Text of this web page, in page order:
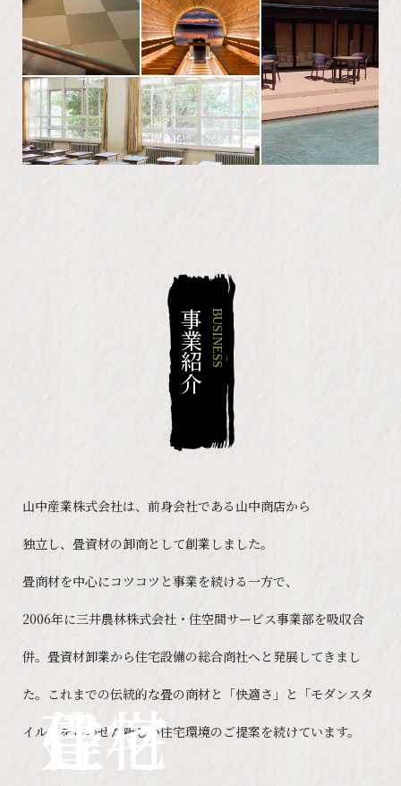
BUSINESS
事業紹介
山中産業株式会社は、前身会社である山中商店から
独立し、畳資材の卸商として創業しました。
畳商材を中心にコツコツと事業を続ける一方で、
2006年に三井農林株式会社・住空間サービス事業部を吸収合
併。畳資材卸業から住宅設備の総合商社へと発展してきまし
た。これまでの伝統的な畳の商材と「快適さ」と「モダンスタ
イル」を合わせた新しい住宅環境のご提案を続けています。
畳
建材
住宅